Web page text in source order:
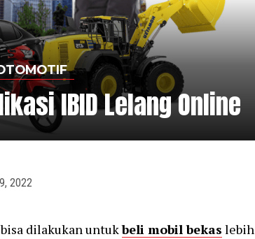
IBID Lelang Online
2022
dilakukan untukbeli mobil bekas lebih